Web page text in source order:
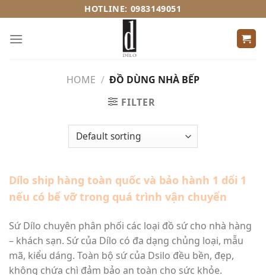
to
content
HOTLINE: 0983149051
HOME / ĐỒ DÙNG NHÀ BẾP
FILTER
Dílo ship hàng toàn quốc và bảo hành 1 dổi 1
nếu có bể vỡ trong quá trình vận chuyển
Sứ Dílo chuyên phân phối các loại đồ sứ cho nhà hàng
– khách sạn. Sứ của Dílo có đa dạng chủng loại, mẫu
mã, kiểu dáng. Toàn bộ sứ của Dsilo đều bền, đẹp,
không chứa chì đảm bảo an toàn cho sức khỏe.